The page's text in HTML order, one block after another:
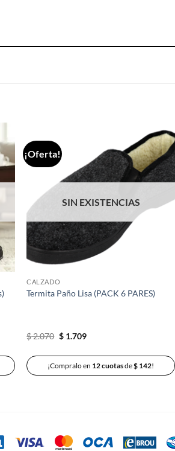
¡Oferta!
Añadir
a la
lista de
deseos
SIN EXISTENCIAS
CALZADO
Termita Paño Lisa (PACK 6 PARES)
$2.070 El
$ 2.070.
$1.709El
$ 1.709.
¡Compralo en 12 cuotasde$ 142!